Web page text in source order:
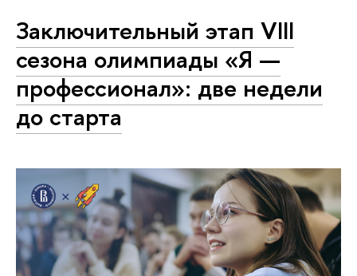
Заключительный этап VIII
сезона олимпиады «Я —
профессионал»: две недели
до старта